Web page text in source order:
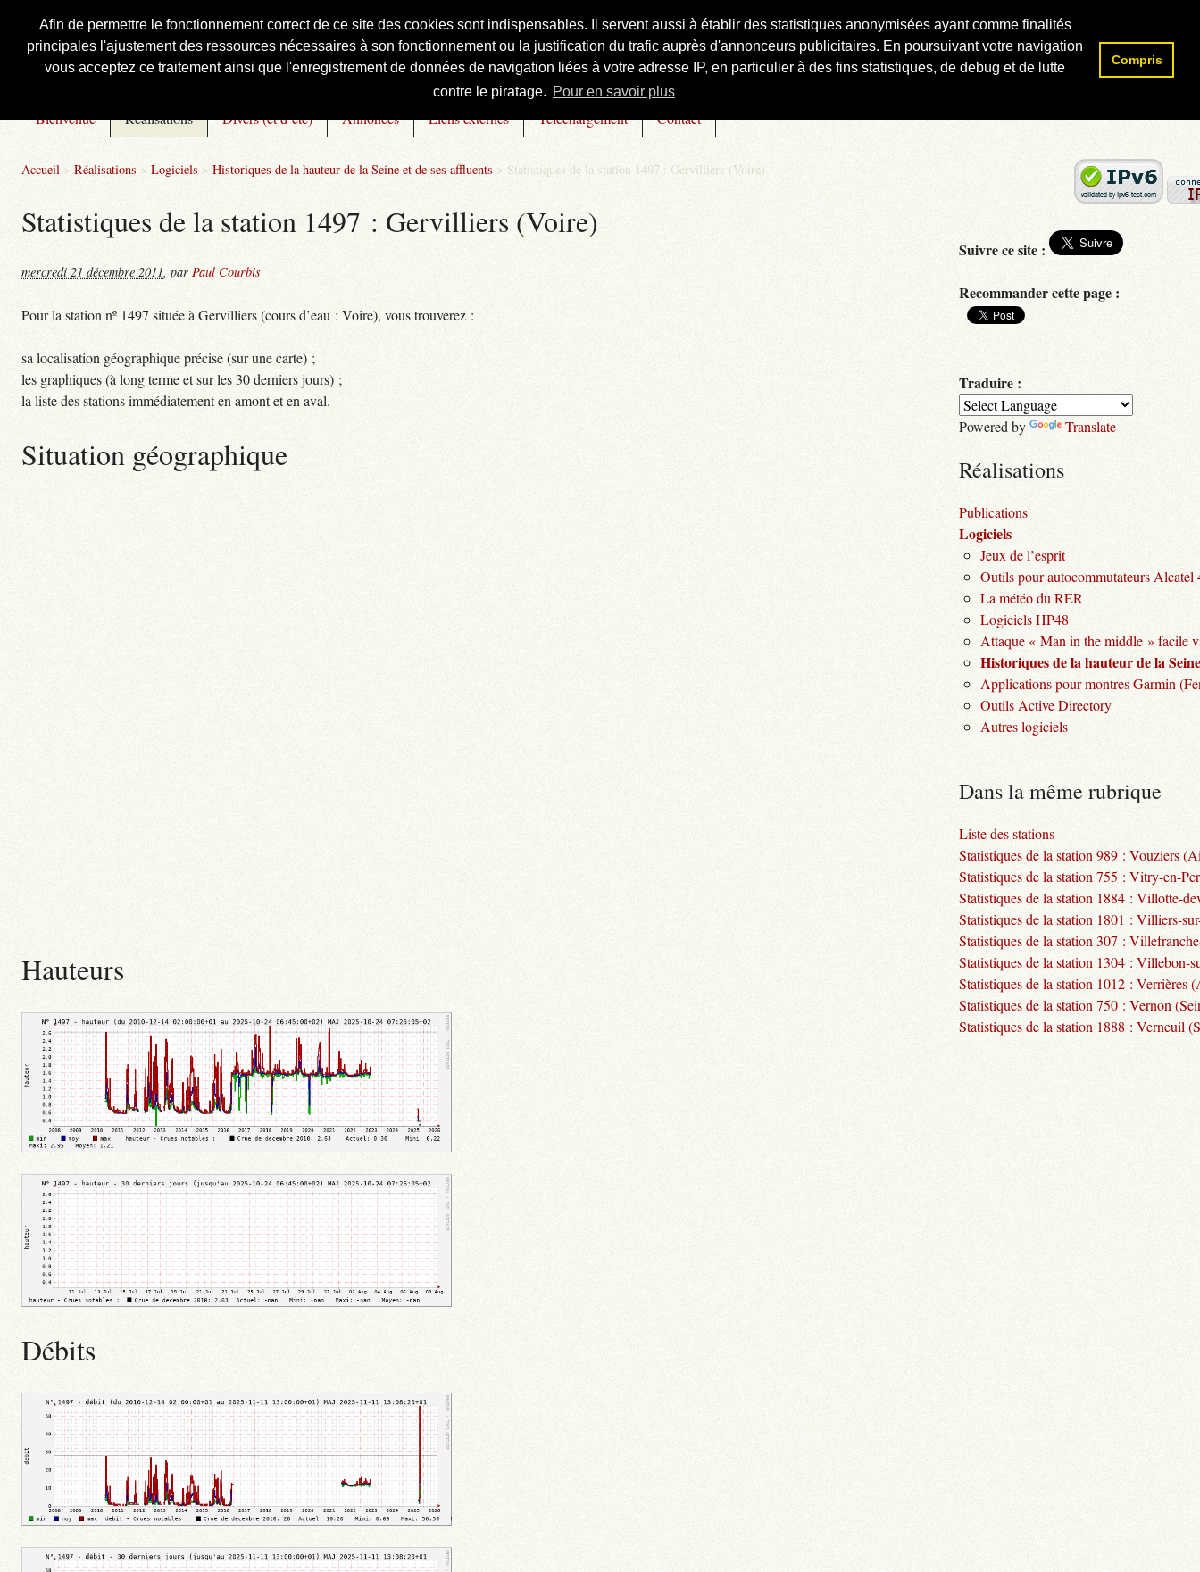
Afin de permettre le fonctionnement correct de ce site des cookies sont indispensables. Il servent aussi à établir des statistiques anonymisées ayant comme finalités
principales l'ajustement des ressources nécessaires à son fonctionnement ou la justification du trafic auprès d'annonceurs publicitaires. En poursuivant votre navigation
vous acceptez ce traitement ainsi que l'enregistrement de données de navigation liées à votre adresse IP, en particulier à des fins statistiques, de debug et de lutte
contre le piratage. Pour en savoir plus
Compris
Courbis, « LE » Blog Officiel
Bienvenue Réalisations Divers (et d’été) Annonces Liens externes Téléchargement Contact
Accueil > Réalisations > Logiciels > Historiques de la hauteur de la Seine et de ses affluents > Statistiques de la station 1497 : Gervilliers (Voire)
Statistiques de la station 1497 : Gervilliers (Voire)
mercredi 21 décembre 2011, par Paul Courbis
Pour la station nº 1497 située à Gervilliers (cours d’eau : Voire), vous trouverez :
sa localisation géographique précise (sur une carte) ;
les graphiques (à long terme et sur les 30 derniers jours) ;
la liste des stations immédiatement en amont et en aval.
Situation géographique
Hauteurs
Débits
Rechercher :
Suivre ce site :
Recommander cette page :
Traduire :
Powered by Translate
Réalisations
Publications
Logiciels
Jeux de l’esprit
Outils pour autocommutateurs Alcatel
La météo du RER
Logiciels HP48
Attaque « Man in the middle » facile
Historiques de la hauteur de la
Applications pour montres Garmin
Outils Active Directory
Autres logiciels
Dans la même rubrique
Liste des stations
Statistiques de la station 989 : Vouziers
Statistiques de la station 755 : Vitry-en-
Statistiques de la station 1884 : Villotte-
Statistiques de la station 1801 : Villiers-
Statistiques de la station 307 :
Statistiques de la station 1304 : Villebon-
Statistiques de la station 1012 : Verrières
Statistiques de la station 750 : Vernon
Statistiques de la station 1888 : Verneuil